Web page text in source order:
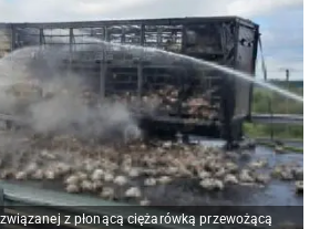
z płonącą ciężarówką przewożącą